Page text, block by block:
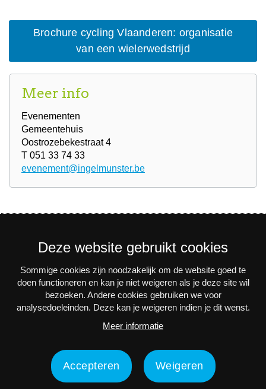
Brochure cycling Vlaanderen: organisatie
van een wielerwedstrijd
Meer info
Evenementen
Gemeentehuis
Oostrozebekestraat 4
T 051 33 74 33
evenement@ingelmunster.be
Nieuwsbrief
Via e-mail op de hoogte blijven van alle nieuws en
activiteiten? Schrijf je in voor onze interessante
nieuwsbrieven!
Nu inschrijven
Disclaimer Toegankelijkheidsverklaring
Deze website gebruikt cookies
Sommige cookies zijn noodzakelijk om de website goed te
doen functioneren en kan je niet weigeren als je deze site wil
bezoeken. Andere cookies gebruiken we voor
analysedoeleinden. Deze kan je weigeren indien je dit wenst.
Meer informatie
Accepteren Weigeren